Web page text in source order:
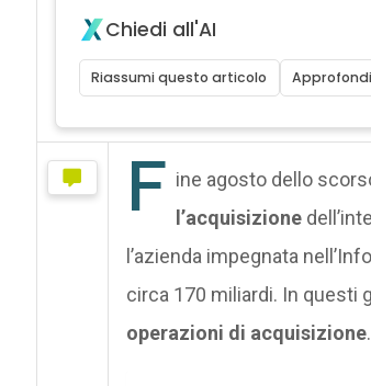
Chiedi all'AI
Riassumi questo articolo
F ine agosto dello
l’acquisizione
l’azienda impegnata
circa 170 miliardi. In questi
operazioni di acquisizione.